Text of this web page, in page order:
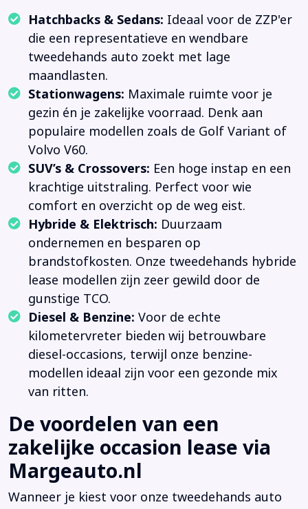
Hatchbacks & Sedans: Ideaal voor de ZZP'er
die een representatieve en wendbare
tweedehands auto zoekt met lage
maandlasten.
Stationwagens: Maximale ruimte voor je
gezin én je zakelijke voorraad. Denk aan
populaire modellen zoals de Golf Variant of
Volvo V60.
SUV’s & Crossovers: Een hoge instap en een
krachtige uitstraling. Perfect voor wie
comfort en overzicht op de weg eist.
Hybride & Elektrisch: Duurzaam
ondernemen en besparen op
brandstofkosten. Onze tweedehands hybride
lease modellen zijn zeer gewild door de
gunstige TCO.
Diesel & Benzine: Voor de echte
kilometervreter bieden wij betrouwbare
diesel-occasions, terwijl onze benzine-
modellen ideaal zijn voor een gezonde mix
van ritten.
De voordelen van een
zakelijke occasion lease via
Margeauto.nl
Wanneer je kiest voor onze tweedehands auto